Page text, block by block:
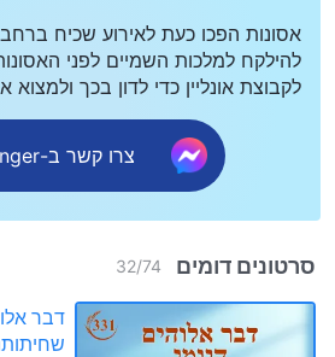
אסונות הפכו כעת לאירוע שכיח
להילקח למלכות השמיים לפני
לקבוצת אונליין כדי לדון בכך
צרו קשר ב-Messenger
סרטונים דומים 32/74
דבר